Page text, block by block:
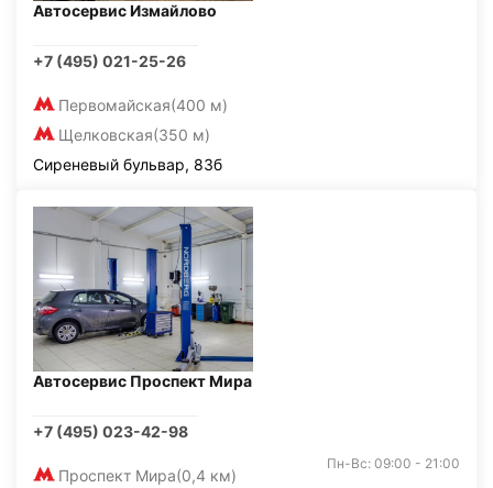
Автосервис Измайлово
+7 (495) 021-25-26
Первомайская(400 м)
Щелковская(350 м)
Сиреневый бульвар, 83б
Автосервис Проспект Мира
+7 (495) 023-42-98
Проспект Мира(0,4 км)
Пн-Вс: 09:00 - 21:00